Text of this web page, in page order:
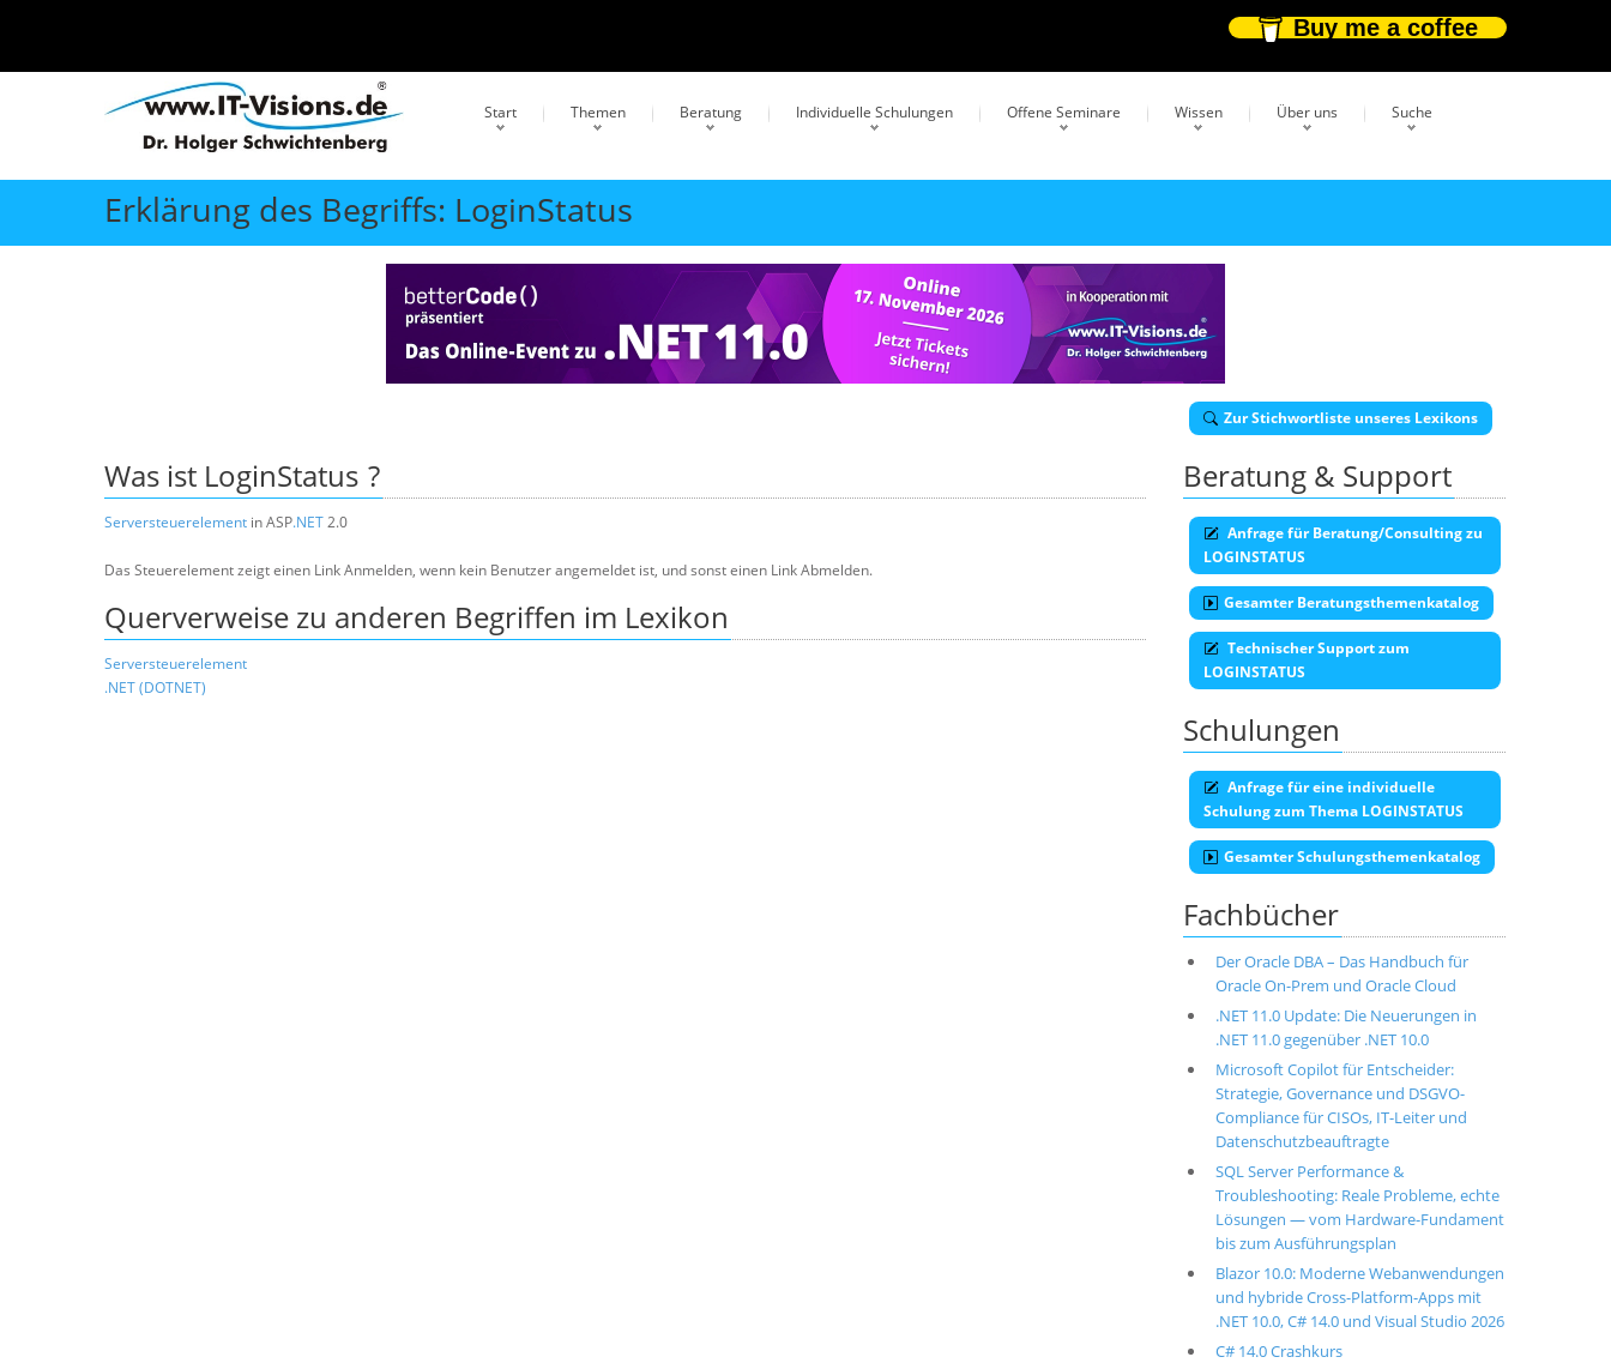
Buy me a coffee
Start Themen Beratung Individuelle Schulungen Offene Seminare Wissen Über uns Suche
Erklärung des Begriffs: LoginStatus
Zur Stichwortliste unseres Lexikons
Was ist LoginStatus ?
Serversteuerelement in ASP.NET2.0
Das Steuerelement zeigt einen Link Anmelden, wenn kein Benutzer angemeldet ist, und sonst einen Link Abmelden.
Querverweise zu anderen Begriffen im Lexikon
Serversteuerelement
.NET (DOTNET)
Beratung & Support
Anfrage für Beratung/Consulting zu
LOGINSTATUS
Gesamter Beratungsthemenkatalog
Technischer Support zum
LOGINSTATUS
Schulungen
Anfrage für eine individuelle
Schulung zum Thema LOGINSTATUS
Gesamter Schulungsthemenkatalog
Fachbücher
Der Oracle DBA – Das Handbuch für
Oracle On-Prem und Oracle Cloud
.NET 11.0 Update: Die Neuerungen in
.NET 11.0 gegenüber .NET 10.0
Microsoft Copilot für Entscheider:
Strategie, Governance und DSGVO-
Compliance für CISOs, IT-Leiter und
Datenschutzbeauftragte
SQL Server Performance &
Troubleshooting: Reale Probleme, echte
Lösungen — vom Hardware-Fundament
bis zum Ausführungsplan
Blazor 10.0: Moderne Webanwendungen
und hybride Cross-Platform-Apps mit
.NET 10.0, C# 14.0 und Visual Studio 2026
C# 14.0 Crashkurs